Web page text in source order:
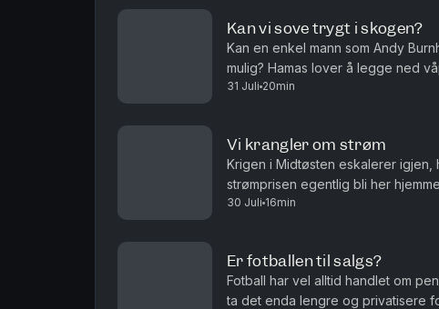
Kan vi sove trygt i skogen?
Kan en enkel mann som Andy
mulig? Hamas lover å legge ned
det ren ønsketetenkning. Og har
31 Juli 20min
Vi krangler om strøm
Krigen i Midtøsten eskalerer
strømprisen egentlig bli her
og Roar Valderhaug. Produsent
30 Juli 16min
Er fotballen til salgs?
Fotball har vel alltid handlet om
ta det enda lengre og privatisere